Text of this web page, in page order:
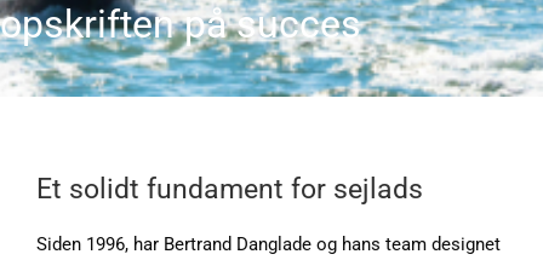
opskriften på succes
Et solidt fundament for sejlads
Siden 1996, har Bertrand Danglade og hans team designet